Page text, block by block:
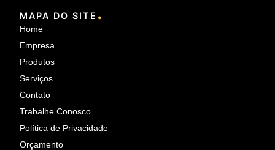
MAPA DO SITE .
Home
Empresa
Produtos
Serviços
Contato
Trabalhe Conosco
Política de Privacidade
Orçamento